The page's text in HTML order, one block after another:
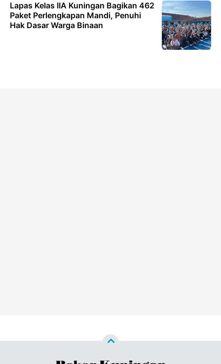
Lapas Kelas IIA Kuningan Bagikan 462
Paket Perlengkapan Mandi, Penuhi
Hak Dasar Warga Binaan